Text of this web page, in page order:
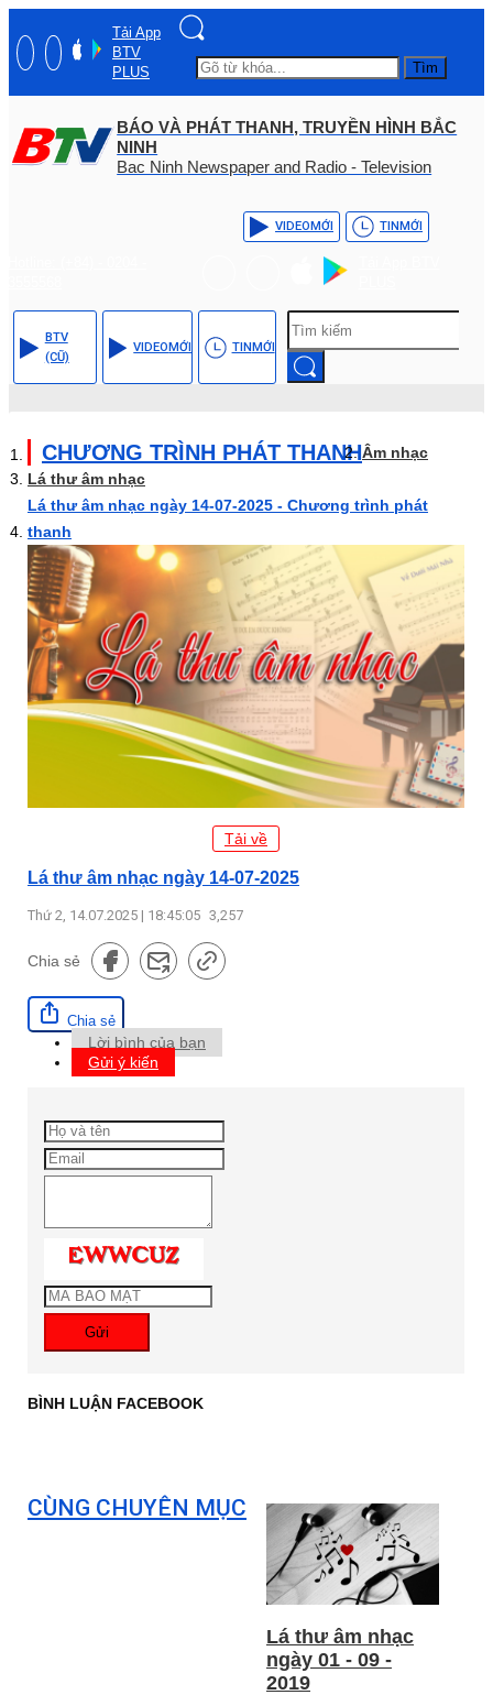
Tải App
BTV
PLUS
Tìm
BÁO VÀ PHÁT THANH, TRUYỀN HÌNH BẮC
NINH
Bac Ninh Newspaper and Radio - Television
VIDEOMỚI TINMỚI
BTV
(CŨ)
VIDEOMỚI TINMỚI
CHƯƠNG TRÌNH PHÁT THANHÂm nhạc
Lá thư âm nhạc
Lá thư âm nhạc ngày 14-07-2025 - Chương trình phát
thanh
Tải về
Lá thư âm nhạc ngày 14-07-2025
Thứ 2, 14.07.2025 | 18:45:05 3,257
Chia sẻ
Chia sẻ
Lời bình của bạn
Gửi ý kiến
Gửi
BÌNH LUẬN FACEBOOK
CÙNG CHUYÊN MỤC
Lá thư âm nhạc
ngày 01 - 09 -
2019